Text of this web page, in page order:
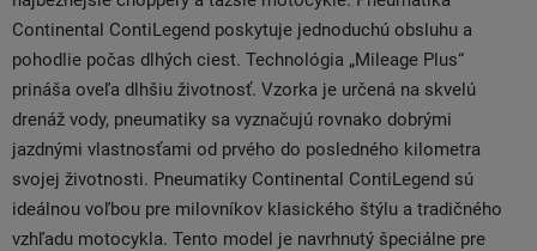
Continental ContiLegend poskytuje jednoduchú obsluhu a
pohodlie počas dlhých ciest. Technológia „Mileage Plus“
prináša oveľa dlhšiu životnosť. Vzorka je určená na skvelú
drenáž vody, pneumatiky sa vyznačujú rovnako dobrými
jazdnými vlastnosťami od prvého do posledného kilometra
svojej životnosti. Pneumatiky Continental ContiLegend sú
ideálnou voľbou pre milovníkov klasického štýlu a tradičného
vzhľadu motocykla. Tento model je navrhnutý špeciálne pre